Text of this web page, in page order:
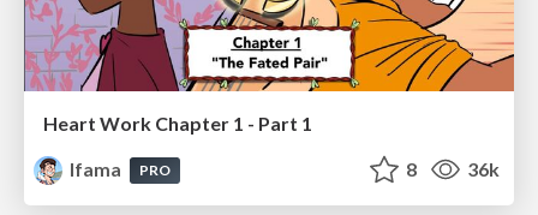
Heart Work Chapter 1 - Part 1
lfama
PRO 8 36k